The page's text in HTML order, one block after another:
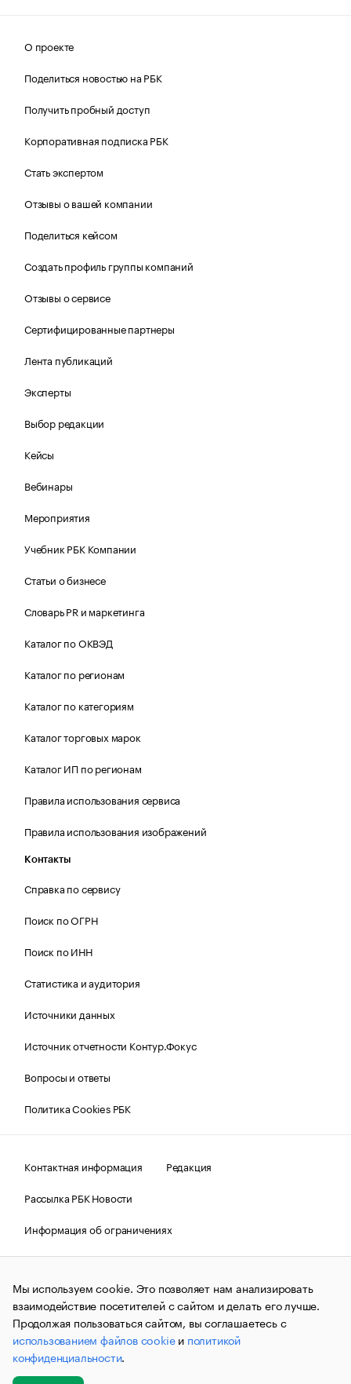
О проекте
Поделиться новостью на РБК
Получить пробный доступ
Корпоративная подписка РБК
Стать экспертом
Отзывы о вашей компании
Поделиться кейсом
Создать профиль группы компаний
Отзывы о сервисе
Сертифицированные партнеры
Лента публикаций
Эксперты
Выбор редакции
Кейсы
Вебинары
Мероприятия
Учебник РБК Компании
Статьи о бизнесе
Словарь PR и маркетинга
Каталог по ОКВЭД
Каталог по регионам
Каталог по категориям
Каталог торговых марок
Каталог ИП по регионам
Правила использования сервиса
Правила использования изображений
Контакты
Справка по сервису
Поиск по ОГРН
Поиск по ИНН
Статистика и аудитория
Источники данных
Источник отчетности Контур.Фокус
Вопросы и ответы
Политика Cookies РБК
Контактная информация
Редакция
Рассылка РБК Новости
Информация об ограничениях
Правовая информация
О соблюдении авторских прав
© АО «РОСБИЗНЕСКОНСАЛТИНГ»,1995–2026.Сообщения
и материалы информационного агентства «РБК»
(зарегистрировано Федеральной службой по надзору в сфере
связи, информационных технологий и массовых
коммуникаций (Роскомнадзор) 09.12.2015 за номером ИА
№ФС77-63848) сопровождаются пометкой «РБК». Отдельные
публикации могут содержать информацию,
не предназначенную для пользователей
Мы используем cookie. Это позволяет нам анализировать
взаимодействие посетителей с сайтом и делать его лучше.
Продолжая пользоваться сайтом, вы соглашаетесь с
использованием файлов cookieи политикой
конфиденциальности.